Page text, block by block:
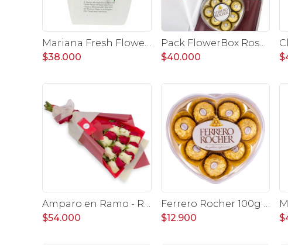
Mariana Fresh Flower Bag Rojo - Arreglo Floral con gerberas rojo, minirosas y limonium
$38.000
Pack FlowerBox Rosalinda - Caja con 8 rosas mix rojo y blanco, Ferrero Rocher corazón 100g y globo Te amo
$40.000
Amparo en Ramo - Ramo extendido 18 rosas blanco y rojo
$54.000
Ferrero Rocher 100g Corazón
$12.900